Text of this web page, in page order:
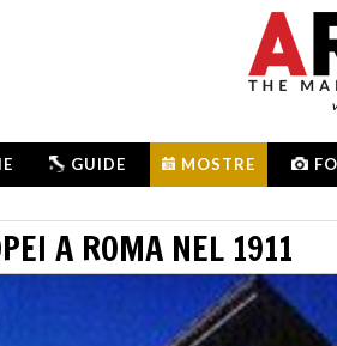
GUIDE MOSTRE
A ROMA NEL 1911